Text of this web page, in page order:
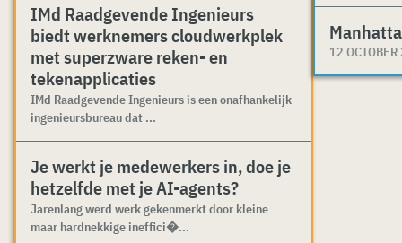
IMd Raadgevende Ingenieurs
biedt werknemers cloudwerkplek
met superzware reken- en
tekenapplicaties
IMd Raadgevende Ingenieurs is een onafhankelijk
ingenieursbureau dat ...
Je werkt je medewerkers in, doe je
hetzelfde met je AI-agents?
Jarenlang werd werk gekenmerkt door kleine
maar hardnekkige ineffici�...
12